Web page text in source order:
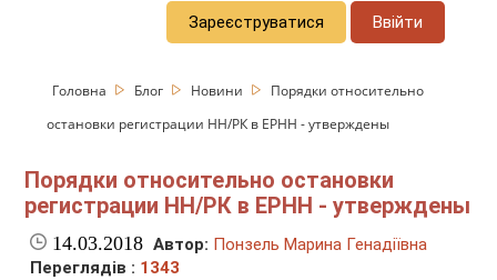
Зареєструватися Ввійти
Головна Блог Новини
Порядки относительно
остановки регистрации НН/РК в ЕРНН - утверждены
Порядки относительно остановки
регистрации НН/РК в ЕРНН - утверждены
14.03.2018 Автор: Понзель Марина Генадіївна
Переглядів : 1343